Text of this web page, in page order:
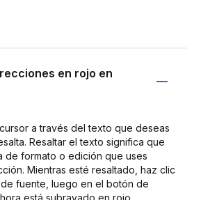
en rojo en
a través del texto que deseas
Resaltar el texto significa que
de formato o edición que uses
Mientras esté resaltado, haz clic
fuente, luego en el botón de
está subrayado en rojo.